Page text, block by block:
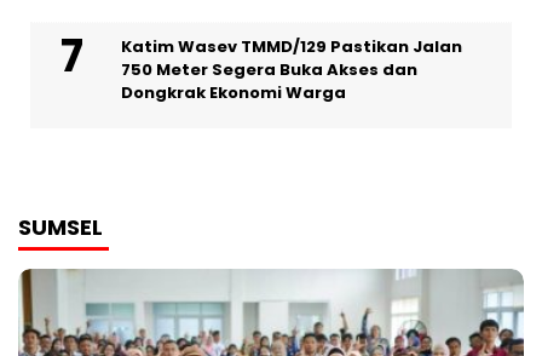
Katim Wasev TMMD/129 Pastikan Jalan
750 Meter Segera Buka Akses dan
Dongkrak Ekonomi Warga
SUMSEL